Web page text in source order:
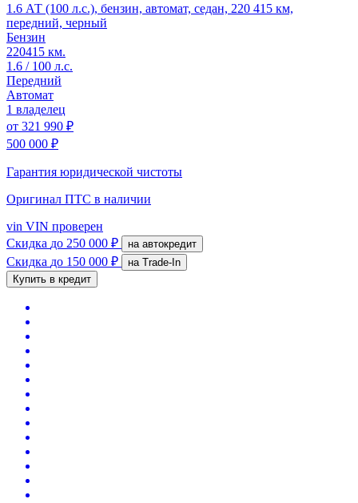
1.6 АТ (100 л.с.), бензин, автомат, седан, 220 415 км,
передний, черный
Бензин
220415 км.
1.6 / 100 л.с.
Передний
Автомат
1 владелец
от 321 990 ₽
500 000 ₽
Гарантия юридической чистоты
Оригинал ПТС в наличии
vin VIN проверен
Скидка до 250 000 ₽ на автокредит
Скидка до 150 000 ₽
на Trade-In
Купить в кредит